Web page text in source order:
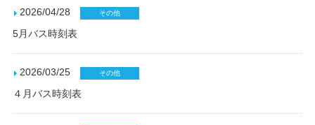
2026/04/28 その他
5月バス時刻表
2026/03/25 その他
４月バス時刻表